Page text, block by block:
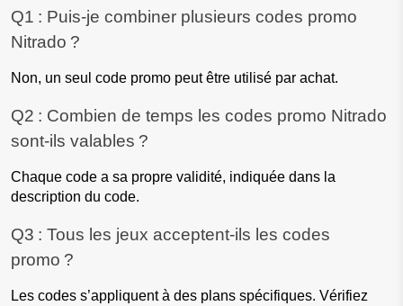
Q1 : Puis-je combiner plusieurs codes promo
Nitrado ?
Non, un seul code promo peut être utilisé par achat.
Q2 : Combien de temps les codes promo Nitrado
sont-ils valables ?
Chaque code a sa propre validité, indiquée dans la
description du code.
Q3 : Tous les jeux acceptent-ils les codes
promo ?
Les codes s’appliquent à des plans spécifiques. Vérifiez